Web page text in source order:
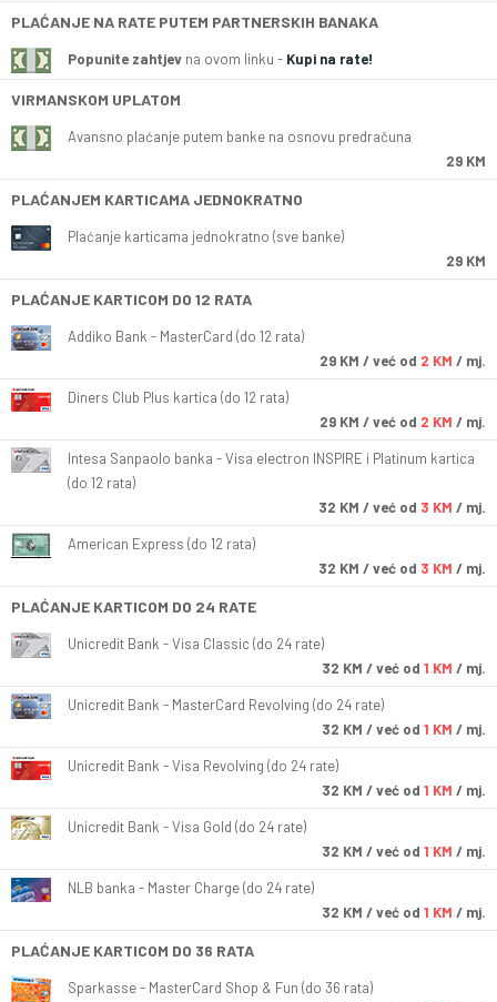
PLAĆANJE NA RATE PUTEM PARTNERSKIH BANAKA
Popunite zahtjev na ovom linku - Kupi na rate!
VIRMANSKOM UPLATOM
Avansno plaćanje putem banke na osnovu predračuna
29 KM
PLAĆANJEM KARTICAMA JEDNOKRATNO
Plaćanje karticama jednokratno (sve banke)
29 KM
PLAĆANJE KARTICOM DO 12 RATA
Addiko Bank - MasterCard (do 12 rata)
29 KM / već od 2 KM / mj.
Diners Club Plus kartica (do 12 rata)
29 KM / već od 2 KM / mj.
Intesa Sanpaolo banka - Visa electron INSPIRE i Platinum kartica
(do 12 rata)
32 KM / već od 3 KM / mj.
American Express (do 12 rata)
32 KM / već od 3 KM / mj.
PLAĆANJE KARTICOM DO 24 RATE
Unicredit Bank - Visa Classic (do 24 rate)
32 KM / već od 1 KM / mj.
Unicredit Bank - MasterCard Revolving (do 24 rate)
32 KM / već od 1 KM / mj.
Unicredit Bank - Visa Revolving (do 24 rate)
32 KM / već od 1 KM / mj.
Unicredit Bank - Visa Gold (do 24 rate)
32 KM / već od 1 KM / mj.
NLB banka - Master Charge (do 24 rate)
32 KM / već od 1 KM / mj.
PLAĆANJE KARTICOM DO 36 RATA
Sparkasse - MasterCard Shop & Fun (do 36 rata)